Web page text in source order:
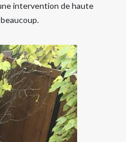
intervention de haute